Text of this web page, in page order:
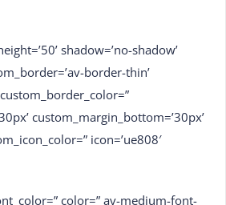
shadow=’no-shadow’
border-thin’
custom_margin_bottom=’30px’
icon=’ue808′
color=” av-medium-font-